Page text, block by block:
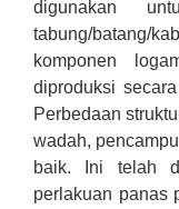
digunakan
tabung/batang/
komponen
diproduksi
Perbedaan
wadah,
baik. Ini telah
perlakuan panas